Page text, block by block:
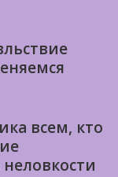
всем, кто